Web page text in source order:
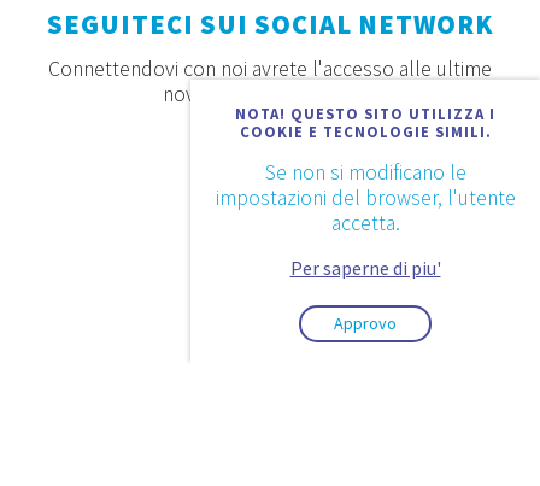
NOTA! QUESTO SITO UTILIZZA I
COOKIE E TECNOLOGIE SIMILI.
Se non si modificano le
impostazioni del browser, l'utente
accetta.
Per saperne di piu'
Approvo
SEGUITECI SUI SOCIAL NETWORK
Connettendovi con noi avrete l'accesso alle ultime
novità, offerte e prodotti